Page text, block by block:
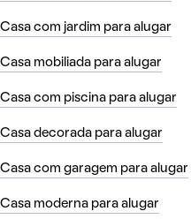
Casa com jardim para alugar
Casa mobiliada para alugar
Casa com piscina para alugar
Casa decorada para alugar
Casa com garagem para alugar
Casa moderna para alugar